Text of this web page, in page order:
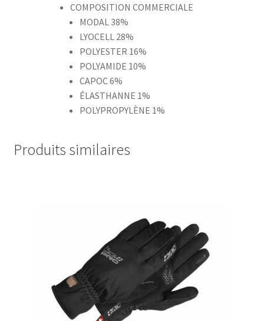
COMPOSITION COMMERCIALE
MODAL 38%
LYOCELL 28%
POLYESTER 16%
POLYAMIDE 10%
CAPOC 6%
ÉLASTHANNE 1%
POLYPROPYLÈNE 1%
Produits similaires